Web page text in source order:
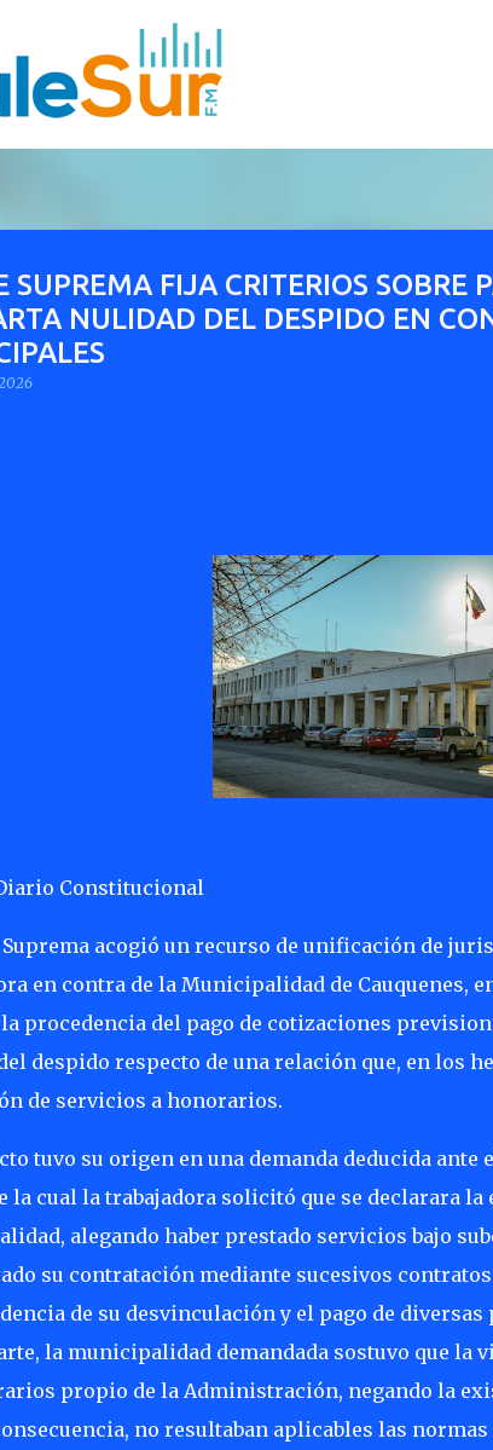
SUPREMA FIJA CRITERIOS SOBRE
NULIDAD DEL DESPIDO EN
Constitucional
Suprema acogió un recurso de unificación de
en contra de la Municipalidad de Cauquenes,
procedencia del pago de cotizaciones
despido respecto de una relación que, en los
de servicios a honorarios.
tuvo su origen en una demanda deducida ante
la cual la trabajadora solicitó que se declarara
alegando haber prestado servicios bajo
su contratación mediante sucesivos
de su desvinculación y el pago de
la municipalidad demandada sostuvo que la
propio de la Administración, negando la
no resultaban aplicables las